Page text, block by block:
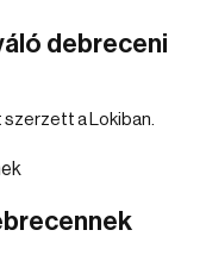
debreceni
szerzett a Lokiban.